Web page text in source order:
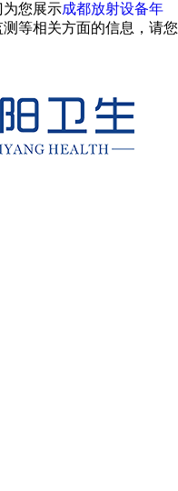
为您展示成都放射设备年
等相关方面的信息，请您